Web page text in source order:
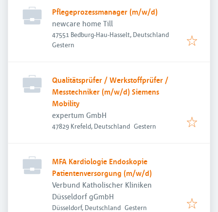
Pflegeprozessmanager (m/w/d)
newcare home Till
47551 Bedburg-Hau-Hasselt, Deutschland
Veröffentlicht
Gestern
Qualitätsprüfer / Werkstoffprüfer /
Messtechniker (m/w/d) Siemens
Mobility
expertum GmbH
47829 Krefeld, Deutschland Veröffentlicht
Gestern
MFA Kardiologie Endoskopie
Patientenversorgung (m/w/d)
Verbund Katholischer Kliniken
Düsseldorf gGmbH
Düsseldorf, Deutschland Veröffentlicht
Gestern